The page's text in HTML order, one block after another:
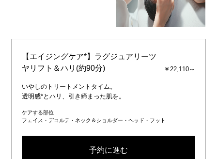
【エイジングケア*】ラグジュアリーツ
ヤリフト＆ハリ(約90分)
￥22,110～
いやしのトリートメントタイム。
透明感*とハリ、引き締まった肌を。
ケアする部位
フェイス・デコルテ・ネック＆ショルダー・ヘッド・フット
予約に進む